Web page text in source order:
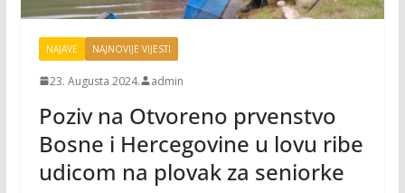
NAJAVE NAJNOVIJE VIJESTI
23. Augusta 2024. admin
Poziv na Otvoreno prvenstvo
Bosne i Hercegovine u lovu ribe
udicom na plovak za seniorke